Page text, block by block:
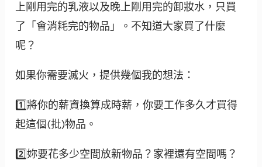
上剛用完的乳液以及晚上剛用完的卸妝水，只買
了「會消耗完的物品」。不知道大家買了什麼
呢？
如果你需要滅火，提供幾個我的想法：
1️⃣將你的薪資換算成時薪，你要工作多久才買得
起這個(批)物品。
2️⃣妳要花多少空間放新物品？家裡還有空間嗎？